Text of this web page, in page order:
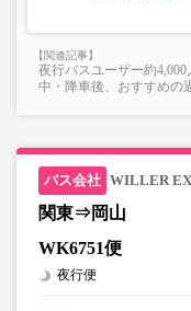
夜行バスユーザー約
中・降車後、おすすめの
WILLER
関東⇒岡山
WK6751便
夜行便